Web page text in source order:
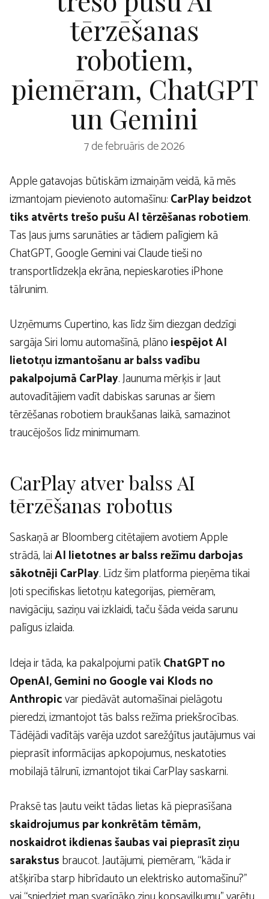
tērzēšanas
robotiem,
piemēram, ChatGPT
un Gemini
7 de februāris de 2026
Apple gatavojas būtiskām izmaiņām veidā, kā mēs
izmantojam pievienoto automašīnu:CarPlay beidzot
tiks atvērts trešo pušu AI tērzēšanas robotiem.
Tas ļaus jums sarunāties ar tādiem palīgiem kā
ChatGPT, Google Gemini vai Claude tieši no
transportlīdzekļa ekrāna, nepieskaroties iPhone
tālrunim.
Uzņēmums Cupertino, kas līdz šim diezgan dedzīgi
sargāja Siri lomu automašīnā, plānoiespējot AI
lietotņu izmantošanu ar balss vadību
pakalpojumā CarPlay. Jaunuma mērķis ir ļaut
autovadītājiem vadīt dabiskas sarunas ar šiem
tērzēšanas robotiem braukšanas laikā, samazinot
traucējošos līdz minimumam.
CarPlay atver balss AI
tērzēšanas robotus
Saskaņā ar Bloomberg citētajiem avotiem Apple
strādā, laiAI lietotnes ar balss režīmu darbojas
sākotnēji CarPlay. Līdz šim platforma pieņēma tikai
ļoti specifiskas lietotņu kategorijas, piemēram,
navigāciju, saziņu vai izklaidi, taču šāda veida sarunu
palīgus izlaida.
Ideja ir tāda, ka pakalpojumi patīkChatGPT no
OpenAI, Gemini no Google vai Klods no
Anthropicvar piedāvāt automašīnai pielāgotu
pieredzi, izmantojot tās balss režīma priekšrocības.
Tādējādi vadītājs varēja uzdot sarežģītus jautājumus vai
pieprasīt informācijas apkopojumus, neskatoties
mobilajā tālrunī, izmantojot tikai CarPlay saskarni.
Praksē tas ļautu veikt tādas lietas kā pieprasīšana
skaidrojumus par konkrētām tēmām,
noskaidrot ikdienas šaubas vai pieprasīt ziņu
sarakstusbraucot. Jautājumi, piemēram, “kāda ir
atšķirība starp hibrīdauto un elektrisko automašīnu?”